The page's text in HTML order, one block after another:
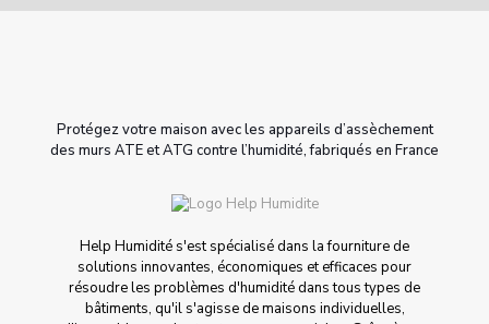
Protégez votre maison avec les appareils d’assèchement
des murs ATE et ATG contre l’humidité, fabriqués en France
Help Humidité s'est spécialisé dans la fourniture de
solutions innovantes, économiques et efficaces pour
résoudre les problèmes d'humidité dans tous types de
bâtiments, qu'il s'agisse de maisons individuelles,